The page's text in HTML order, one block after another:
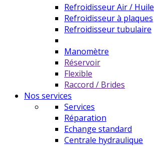
Refroidisseur Air / Huile
Refroidisseur à plaques
Refroidisseur tubulaire
Manomètre
Réservoir
Flexible
Raccord / Brides
Nos services
Services
Réparation
Echange standard
Centrale hydraulique